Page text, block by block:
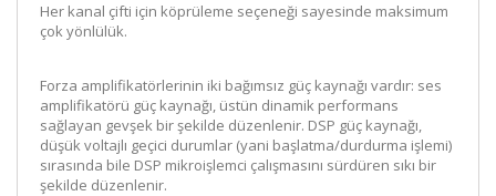
Her kanal çifti için köprüleme seçeneği sayesinde maksimum
çok yönlülük.
Forza amplifikatörlerinin iki bağımsız güç kaynağı vardır: ses
amplifikatörü güç kaynağı, üstün dinamik performans
sağlayan gevşek bir şekilde düzenlenir. DSP güç kaynağı,
düşük voltajlı geçici durumlar (yani başlatma/durdurma işlemi)
sırasında bile DSP mikroişlemci çalışmasını sürdüren sıkı bir
şekilde düzenlenir.